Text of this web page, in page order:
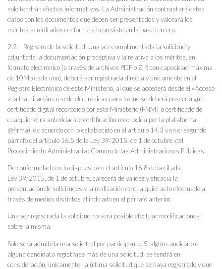
solo tendrán efectos informativos. La Administración contrastará estos
datos con los documentos que deben ser presentados y valorará los
méritos acreditados conforme a lo previsto en la base tercera.
2.2 Registro de la solicitud. Una vez cumplimentada la solicitud y
adjuntada la documentación preceptiva y la relativa a los méritos, en
formato electrónico (a través de archivos PDF o ZIP, con capacidad máxima
de 10Mb cada uno), deberá ser registrada directa y únicamente en el
Registro Electrónico de este Ministerio, al que se accederá desde el «Acceso
a la tramitación en sede electrónica» para lo que se deberá poseer algún
certificado digital reconocido por este Ministerio (FNMT o certificado de
cualquier otra autoridad de certificación reconocida por la plataforma
@firma), de acuerdo con lo establecido en el artículo 14.3 y en el segundo
párrafo del artículo 16.5 de la Ley 39/2015, de 1 de octubre, del
Procedimiento Administrativo Común de las Administraciones Públicas.
De conformidad con lo dispuesto en el artículo 16.8 de la citada
Ley 39/2015, de 1 de octubre, carecerá de validez y eficacia la
presentación de solicitudes y la realización de cualquier acto efectuado a
través de medios distintos al indicado en el párrafo anterior.
Una vez registrada la solicitud no será posible efectuar modificaciones
sobre la misma.
Solo será admitida una solicitud por participante. Si algún candidato o
alguna candidata registrase más de una solicitud, se tendrá en
consideración, únicamente, la última solicitud que se haya registrado y que